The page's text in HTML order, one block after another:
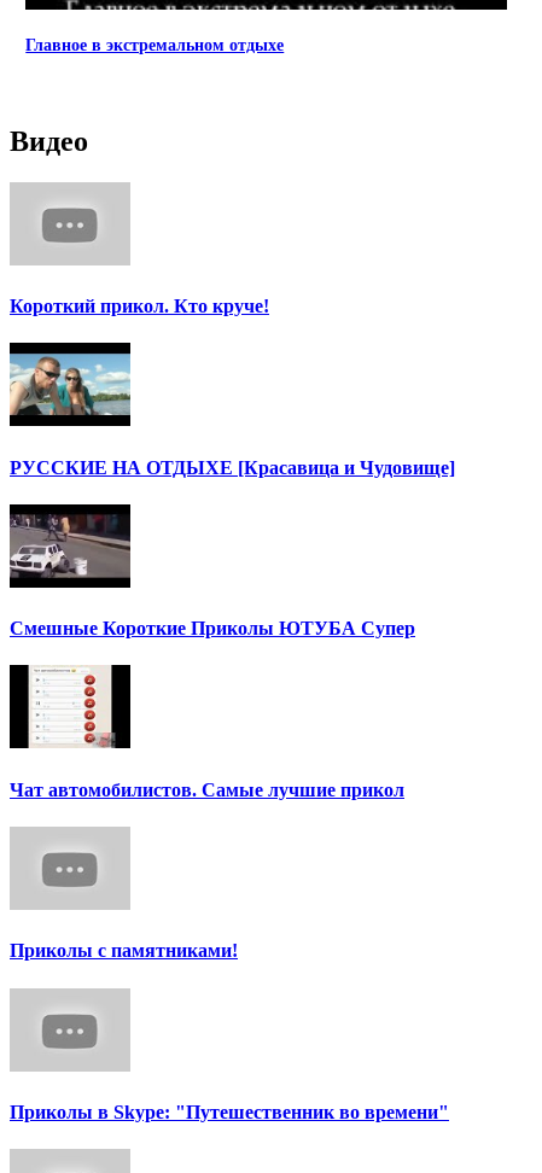
Главное в экстремальном отдыхе
Видео
Короткий прикол. Кто круче!
РУССКИЕ НА ОТДЫХЕ [Красавица и Чудовище]
Смешные Короткие Приколы ЮТУБА Супер
Чат автомобилистов. Самые лучшие прикол
Приколы с памятниками!
Приколы в Skype: "Путешественник во времени"